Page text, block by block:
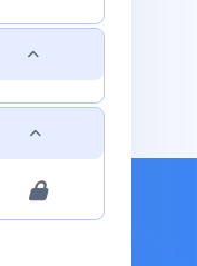
Rút gọn
Rút gọn